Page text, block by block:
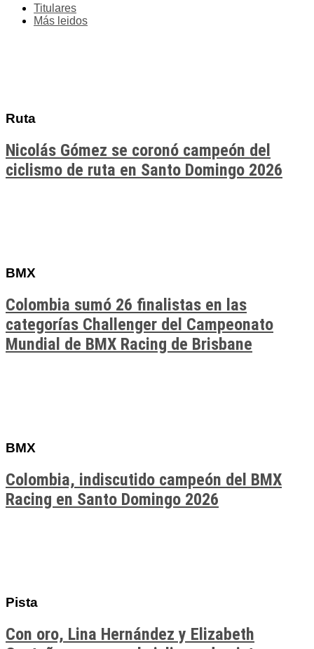
Titulares
Más leidos
Ruta
Nicolás Gómez se coronó campeón del
ciclismo de ruta en Santo Domingo 2026
BMX
Colombia sumó 26 finalistas en las
categorías Challenger del Campeonato
Mundial de BMX Racing de Brisbane
BMX
Colombia, indiscutido campeón del BMX
Racing en Santo Domingo 2026
Pista
Con oro, Lina Hernández y Elizabeth